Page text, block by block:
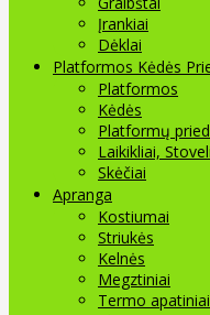
Įrankiai
Dėklai
Platformos Kėdės
Platformos
Kėdės
Platformų
Laikikliai,
Skėčiai
Apranga
Kostiumai
Striukės
Kelnės
Megztiniai
Termo apatiniai